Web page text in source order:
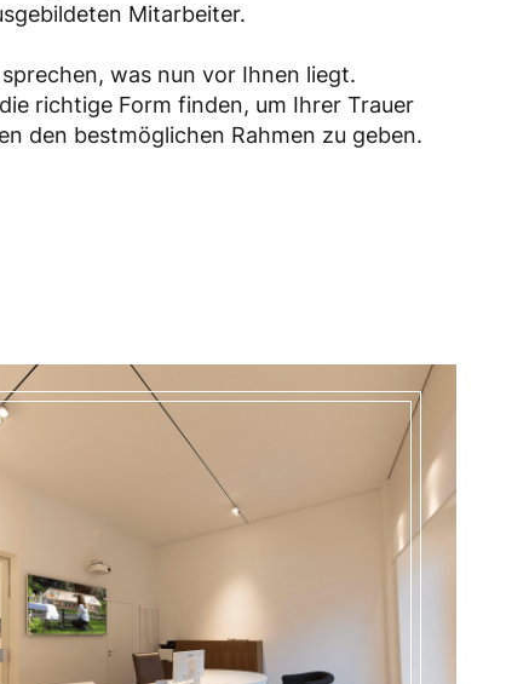
Mitarbeiter.
was nun vor Ihnen liegt.
richtige Form finden, um Ihrer Trauer
den bestmöglichen Rahmen zu geben.